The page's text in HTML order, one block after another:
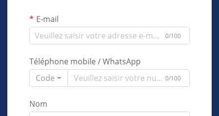
E-mail
0/100
Téléphone mobile / WhatsApp
Code
0/100
Nom